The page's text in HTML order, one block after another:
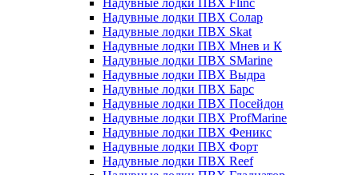
Надувные лодки ПВХ Flinc
Надувные лодки ПВХ Солар
Надувные лодки ПВХ Skat
Надувные лодки ПВХ Мнев и К
Надувные лодки ПВХ SMarine
Надувные лодки ПВХ Выдра
Надувные лодки ПВХ Барс
Надувные лодки ПВХ Посейдон
Надувные лодки ПВХ ProfMarine
Надувные лодки ПВХ Феникс
Надувные лодки ПВХ Форт
Надувные лодки ПВХ Reef